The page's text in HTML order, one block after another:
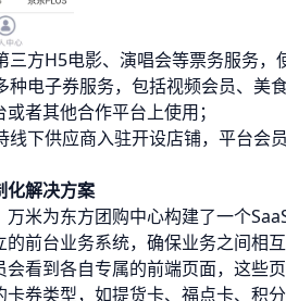
三方H5电影、演唱会等票务服务，
种电子券服务，包括视频会员、美
者其他合作平台上使用；
线下供应商入驻开设店铺，平台会
化解决方案
米为东方团购中心构建了一个
前台业务系统，确保业务之间相
看到各自专属的前端页面，这些
券类型，如提货卡、福点卡、积